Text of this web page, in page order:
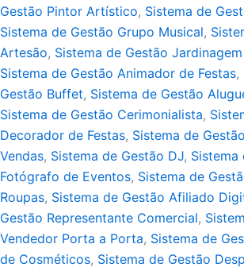
Gestão Pintor Artístico, Sistema de
Sistema de Gestão Grupo Musical,
Artesão, Sistema de Gestão
Sistema de Gestão Animador de Festas,
Gestão Buffet, Sistema de Gestão
Sistema de Gestão Cerimonialista,
Decorador de Festas, Sistema de
Vendas, Sistema de Gestão DJ, Sistema
Fotógrafo de Eventos, Sistema de
Roupas, Sistema de Gestão Afiliado
Gestão Representante Comercial,
Vendedor Porta a Porta, Sistema de
de Cosméticos, Sistema de Gestão